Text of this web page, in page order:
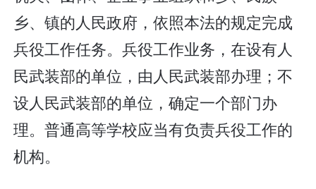
乡、镇的人民政府，依照本法的规定完成
兵役工作任务。兵役工作业务，在设有人
民武装部的单位，由人民武装部办理；不
设人民武装部的单位，确定一个部门办
理。普通高等学校应当有负责兵役工作的
机构。